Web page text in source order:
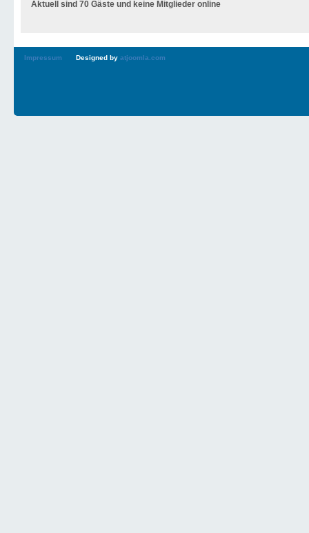
Aktuell sind 70 Gäste und keine Mitglieder online
Impressum Designed by atjoomla.com